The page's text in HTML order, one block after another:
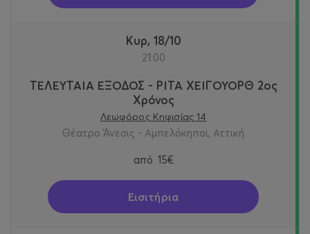
Κυρ, 18/10
21:00
ΤΕΛΕΥΤΑΙΑ ΕΞΟΔΟΣ - ΡΙΤΑ ΧΕΙΓΟΥΟΡΘ 2oς
Χρόνος
Λεωφόρος Κηφισίας 14
Θέατρο Άνεσις - Αμπελόκηποι, Αττική
από 15€
Εισιτήρια